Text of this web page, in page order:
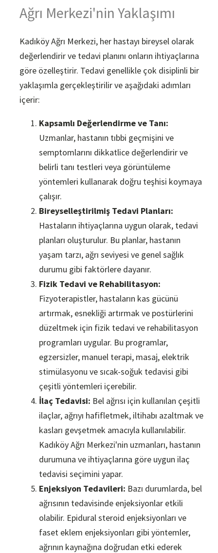
Ağrı Merkezi'nin Yaklaşımı
Kadıköy Ağrı Merkezi, her hastayı bireysel olarak
değerlendirir ve tedavi planını onların ihtiyaçlarına
göre özelleştirir. Tedavi genellikle çok disiplinli bir
yaklaşımla gerçekleştirilir ve aşağıdaki adımları
içerir:
Kapsamlı Değerlendirme ve Tanı:
Uzmanlar, hastanın tıbbi geçmişini ve
semptomlarını dikkatlice değerlendirir ve
belirli tanı testleri veya görüntüleme
yöntemleri kullanarak doğru teşhisi koymaya
çalışır.
Bireyselleştirilmiş Tedavi Planları:
Hastaların ihtiyaçlarına uygun olarak, tedavi
planları oluşturulur. Bu planlar, hastanın
yaşam tarzı, ağrı seviyesi ve genel sağlık
durumu gibi faktörlere dayanır.
Fizik Tedavi ve Rehabilitasyon:
Fizyoterapistler, hastaların kas gücünü
artırmak, esnekliği artırmak ve postürlerini
düzeltmek için fizik tedavi ve rehabilitasyon
programları uygular. Bu programlar,
egzersizler, manuel terapi, masaj, elektrik
stimülasyonu ve sıcak-soğuk tedavisi gibi
çeşitli yöntemleri içerebilir.
İlaç Tedavisi: Bel ağrısı için kullanılan çeşitli
ilaçlar, ağrıyı hafifletmek, iltihabı azaltmak ve
kasları gevşetmek amacıyla kullanılabilir.
Kadıköy Ağrı Merkezi'nin uzmanları, hastanın
durumuna ve ihtiyaçlarına göre uygun ilaç
tedavisi seçimini yapar.
Enjeksiyon Tedavileri: Bazı durumlarda, bel
ağrısının tedavisinde enjeksiyonlar etkili
olabilir. Epidural steroid enjeksiyonları ve
faset eklem enjeksiyonları gibi yöntemler,
ağrının kaynağına doğrudan etki ederek